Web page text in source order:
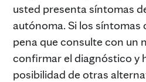
usted presenta síntomas
autónoma. Si los síntomas
pena que consulte con un
confirmar el diagnóstico y
posibilidad de otras